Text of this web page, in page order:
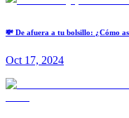
💸 De afuera a tu bolsillo: ¿Cómo
Oct 17, 2024